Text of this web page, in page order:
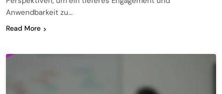
Anwendbarkeit zu…
Read More